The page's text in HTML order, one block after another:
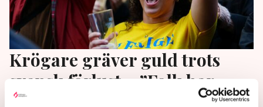
Krögare gräver guld trots
svensk förlust – ”Folk har
älskat att vara här”